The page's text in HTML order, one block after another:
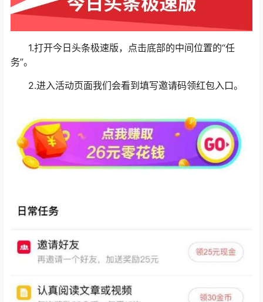
1.打开今日头条极速版，点击底部的中间位置的“任
务”。
2.进入活动页面我们会看到填写邀请码领红包入口。